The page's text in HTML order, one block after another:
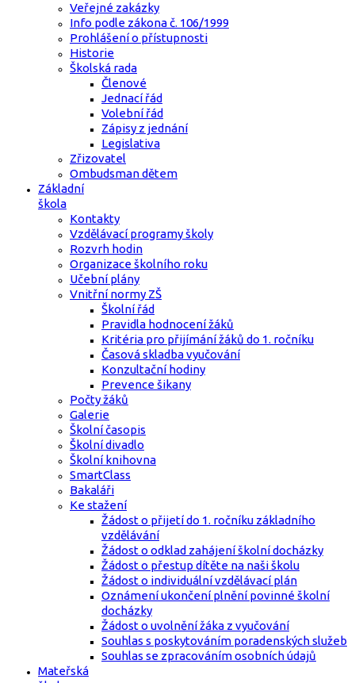
Veřejné zakázky
Info podle zákona č. 106/1999
Prohlášení o přístupnosti
Historie
Školská rada
Členové
Jednací řád
Volební řád
Zápisy z jednání
Legislativa
Zřizovatel
Ombudsman dětem
Základní
škola
Kontakty
Vzdělávací programy školy
Rozvrh hodin
Organizace školního roku
Učební plány
Vnitřní normy ZŠ
Školní řád
Pravidla hodnocení žáků
Kritéria pro přijímání žáků do 1. ročníku
Časová skladba vyučování
Konzultační hodiny
Prevence šikany
Počty žáků
Galerie
Školní časopis
Školní divadlo
Školní knihovna
SmartClass
Bakaláři
Ke stažení
Žádost o přijetí do 1. ročníku základního
vzdělávání
Žádost o odklad zahájení školní docházky
Žádost o přestup dítěte na naši školu
Žádost o individuální vzdělávací plán
Oznámení ukončení plnění povinné školní
docházky
Žádost o uvolnění žáka z vyučování
Souhlas s poskytováním poradenských služeb
Souhlas se zpracováním osobních údajů
Mateřská